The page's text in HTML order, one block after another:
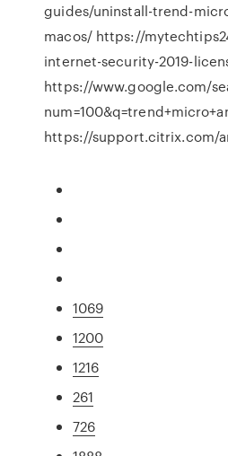
guides/uninstall-trend-
macos/ https://
internet-security-2019-
https://www.google.com/
https://support.citrix.com/
1069
1200
1216
261
726